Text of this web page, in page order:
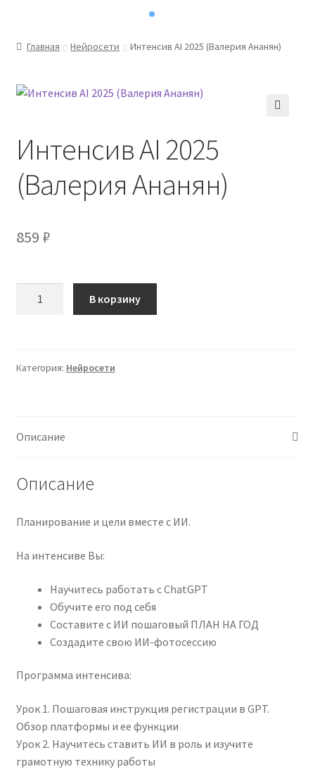
Главная Нейросети Интенсив AI 2025 (Валерия Ананян)
Интенсив AI 2025
(Валерия Ананян)
859 ₽
2025
В корзину
Категория: Нейросети
Описание
Описание
Планирование и цели вместе с ИИ.
На интенсиве Вы:
Научитесь работать с ChatGPT
Обучите его под себя
Составите с ИИ пошаговый ПЛАН НА ГОД
Создадите свою ИИ-фотосессию
Программа интенсива:
Урок 1. Пошаговая инструкция регистрации в GPT.
Обзор платформы и ее функции
Урок 2. Научитесь ставить ИИ в роль и изучите
грамотную технику работы